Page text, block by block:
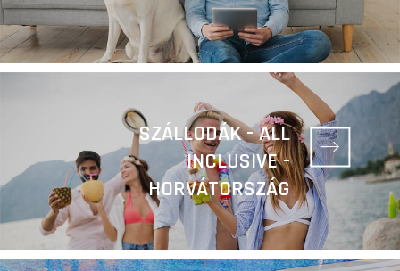
SZÁLLODÁK - ALL
INCLUSIVE -
HORVÁTORSZÁG